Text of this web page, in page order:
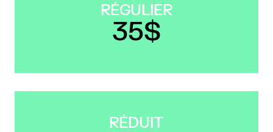
RÉGULIER
35$
RÉDUIT